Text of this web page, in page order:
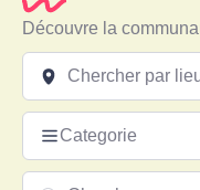
Découvre la
Categorie